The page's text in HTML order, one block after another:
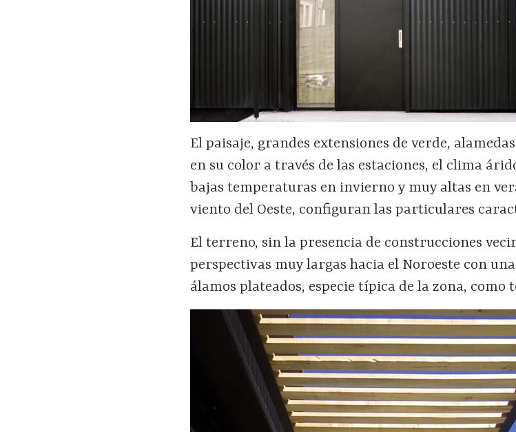
El paisaje, grandes extensiones de verde,
en su color a través de las estaciones, el clima
bajas temperaturas en invierno y muy altas en
viento del Oeste, configuran las particulares
El terreno, sin la presencia de construcciones
perspectivas muy largas hacia el Noroeste con
álamos plateados, especie típica de la zona, como